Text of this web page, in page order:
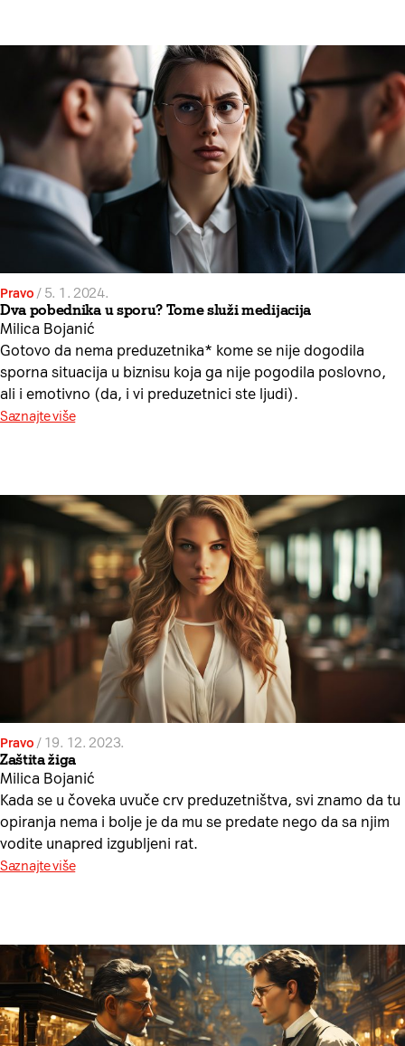
Pravo / 5. 1. 2024.
Dva pobednika u sporu? Tome služi medijacija
Milica Bojanić
Gotovo da nema preduzetnika* kome se nije dogodila
sporna situacija u biznisu koja ga nije pogodila poslovno,
ali i emotivno (da, i vi preduzetnici ste ljudi).
Saznajte više
Pravo / 19. 12. 2023.
Zaštita žiga
Milica Bojanić
Kada se u čoveka uvuče crv preduzetništva, svi znamo da tu
opiranja nema i bolje je da mu se predate nego da sa njim
vodite unapred izgubljeni rat.
Saznajte više